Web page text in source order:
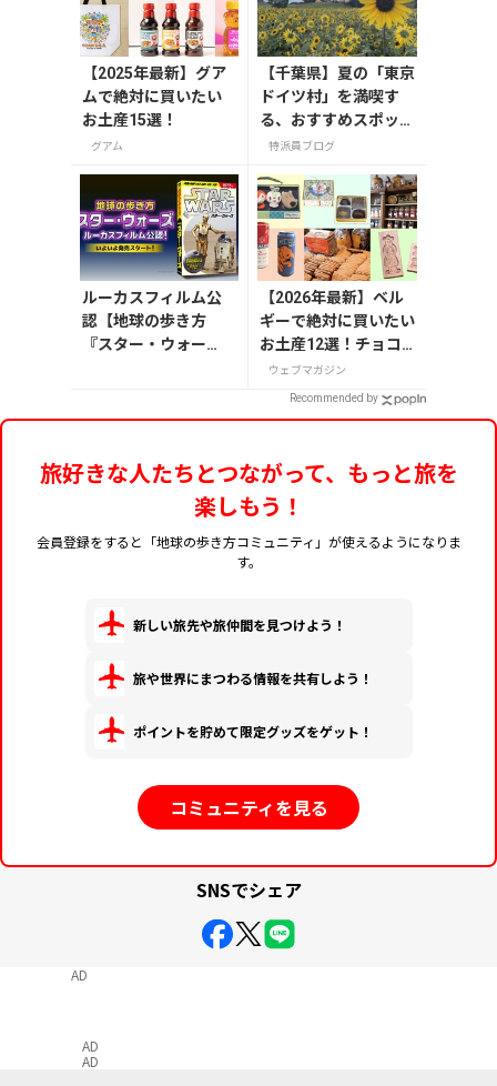
【2025年最新】グア
ムで絶対に買いたい
お土産15選！
グアム
【千葉県】夏の「東京
ドイツ村」を満喫す
る、おすすめスポット
3選
特派員ブログ
ルーカスフィルム公
認【地球の歩き方
『スター・ウォー
【2026年最新】ベル
ギーで絶対に買いたい
お土産12選！チョコ
レートやビール・雑貨
まで紹介
ウェブマガジン
Recommended by
旅好きな人たちとつながって、もっと旅を
楽しもう！
会員登録をすると「地球の歩き方コミュニティ」が使えるようになりま
す。
新しい旅先や旅仲間を見つけよう！
旅や世界にまつわる情報を共有しよう！
ポイントを貯めて限定グッズをゲット！
コミュニティを見る
SNSでシェア
AD
AD
AD